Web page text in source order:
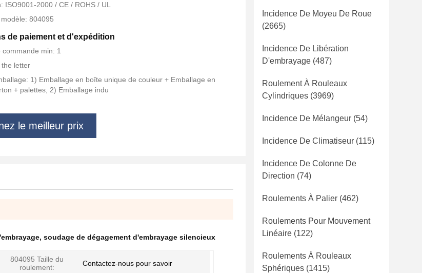
ISO9001-2000 / CE / ROHS / UL
804095
de paiement et d'expédition
min: 1
the letter
1) Emballage en boîte unique de couleur + Emballage en
+ palettes, 2) Emballage indu
le meilleur prix
, soudage de dégagement d'embrayage silencieux
804095 Taille du
roulement:
Contactez-nous pour savoir
Incidence De Moyeu De Roue
(2665)
Incidence De Libération
D'embrayage (487)
Roulement À Rouleaux
Cylindriques (3969)
Incidence De Mélangeur (54)
Incidence De Climatiseur (115)
Incidence De Colonne De
Direction (74)
Roulements À Palier (462)
Roulements Pour Mouvement
Linéaire (122)
Roulements À Rouleaux
Sphériques (1415)